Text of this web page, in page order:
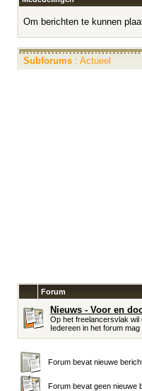
Om berichten te kunnen
Subforums : Actueel
Forum
Nieuws - Voor en
Op het freelancersvlak wil
Iedereen in het forum
Forum bevat nieuwe
Forum bevat geen nieuwe